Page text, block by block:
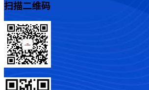
扫描二维码